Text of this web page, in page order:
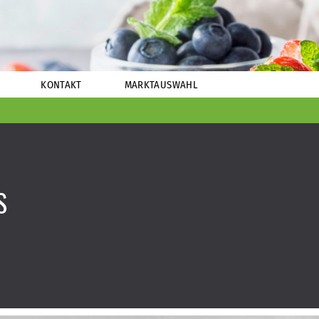
KONTAKT MARKTAUSWAHL